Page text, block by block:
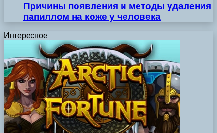
Причины появления и методы удаления
папиллом на коже у человека
Интересное